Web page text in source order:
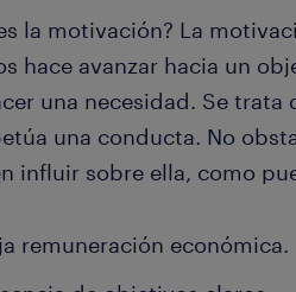
la motivación? La
hace avanzar hacia un
una necesidad. Se
una conducta. No
influir sobre ella, como
remuneración económica.